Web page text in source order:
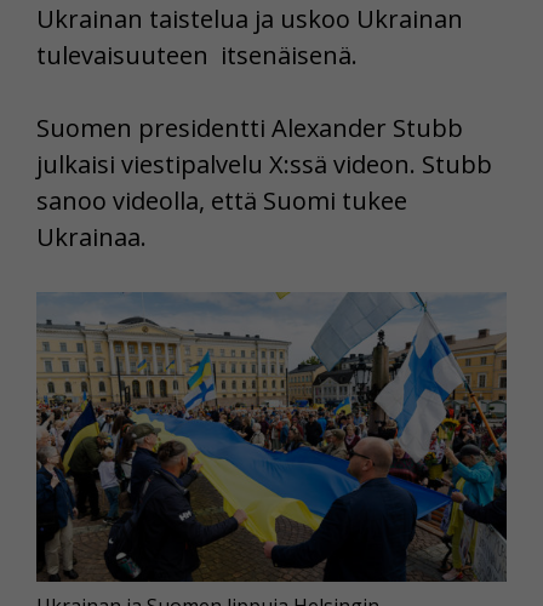
Ukrainan taistelua ja uskoo Ukrainan
tulevaisuuteen itsenäisenä.
Suomen presidentti Alexander Stubb
julkaisi viestipalvelu X:ssä videon. Stubb
sanoo videolla, että Suomi tukee
Ukrainaa.